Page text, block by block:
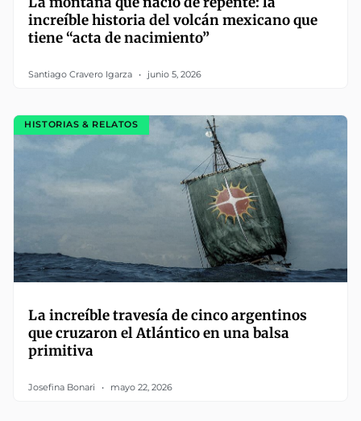
increíble historia del volcán mexicano que
tiene “acta de nacimiento”
Santiago Cravero Igarza junio 5, 2026
HISTORIAS & RELATOS
La increíble travesía de cinco argentinos
que cruzaron el Atlántico en una balsa
primitiva
Josefina Bonari mayo 22, 2026